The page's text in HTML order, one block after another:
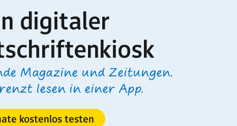
digitaler
Magazine und Zeitungen.
lesen in einer App.
kostenlos testen